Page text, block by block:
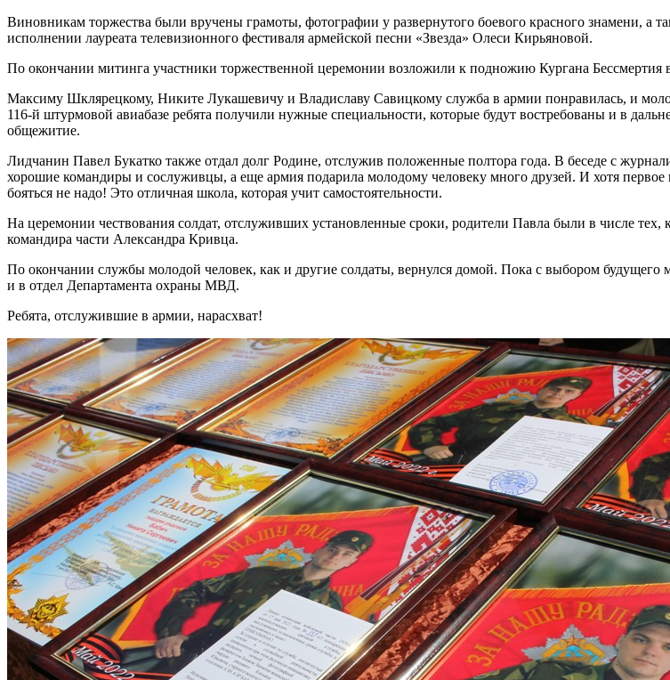
Виновникам торжества были вручены грамоты, фотографии у развернутого боевого красного знамени, а
исполнении лауреата телевизионного фестиваля армейской песни «Звезда» Олеси Кирьяновой.
По окончании митинга участники торжественной церемонии возложили к подножию Кургана Бессмертия
Максиму Шклярецкому, Никите Лукашевичу и Владиславу Савицкому служба в армии понравилась, и
116-й штурмовой авиабазе ребята получили нужные специальности, которые будут востребованы и в
общежитие.
Лидчанин Павел Букатко также отдал долг Родине, отслужив положенные полтора года. В беседе с
хорошие командиры и сослуживцы, а еще армия подарила молодому человеку много друзей. И хотя
бояться не надо! Это отличная школа, которая учит самостоятельности.
На церемонии чествования солдат, отслуживших установленные сроки, родители Павла были в числе
командира части Александра Кривца.
По окончании службы молодой человек, как и другие солдаты, вернулся домой. Пока с выбором
и в отдел Департамента охраны МВД.
Ребята, отслужившие в армии, нарасхват!